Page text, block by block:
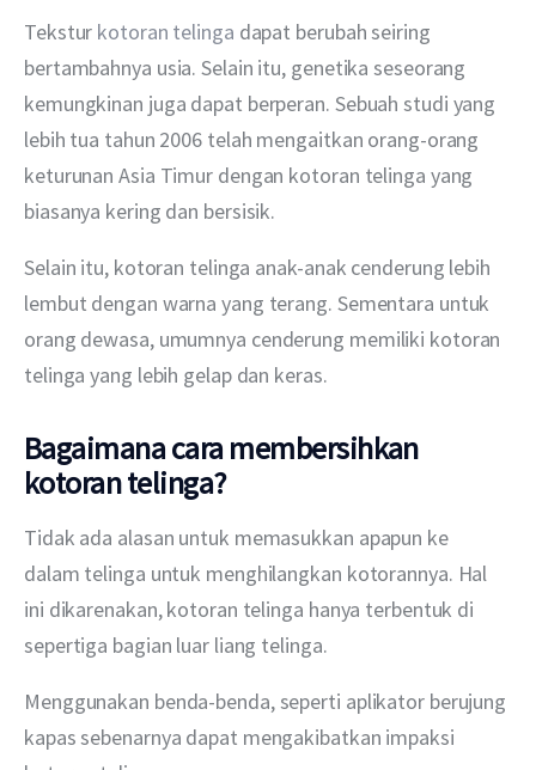
Tekstur kotoran telinga dapat berubah seiring
bertambahnya usia. Selain itu, genetika seseorang
kemungkinan juga dapat berperan. Sebuah studi yang
lebih tua tahun 2006 telah mengaitkan orang-orang
keturunan Asia Timur dengan kotoran telinga yang
biasanya kering dan bersisik.
Selain itu, kotoran telinga anak-anak cenderung lebih
lembut dengan warna yang terang. Sementara untuk
orang dewasa, umumnya cenderung memiliki kotoran
telinga yang lebih gelap dan keras.
Bagaimana cara membersihkan
kotoran telinga?
Tidak ada alasan untuk memasukkan apapun ke
dalam telinga untuk menghilangkan kotorannya. Hal
ini dikarenakan, kotoran telinga hanya terbentuk di
sepertiga bagian luar liang telinga.
Menggunakan benda-benda, seperti aplikator berujung
kapas sebenarnya dapat mengakibatkan impaksi